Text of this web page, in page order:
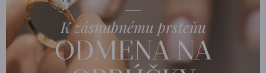
K zásnubnému prsteňu
ODMENA NA